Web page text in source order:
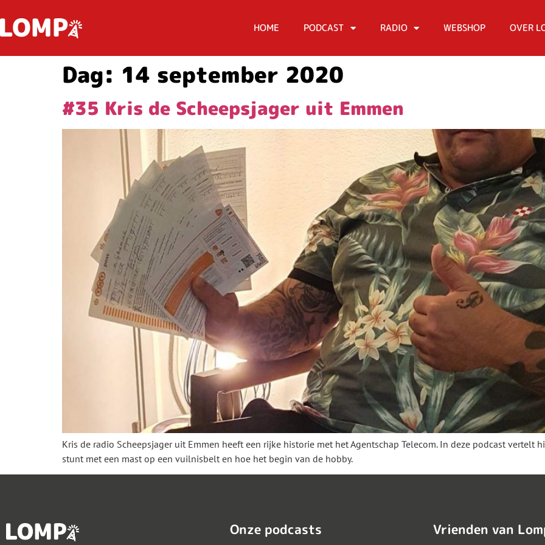
HOME PODCAST RADIO WEBSHOP OVER
Dag: 14 september 2020
#35 Kris de Scheepsjager uit Emmen
Kris de radio Scheepsjager uit Emmen heeft een rijke historie met het Agentschap Telecom. In deze podcast vertelt
stunt met een mast op een vuilnisbelt en hoe het begin van de hobby.
Onze podcasts Vrienden van